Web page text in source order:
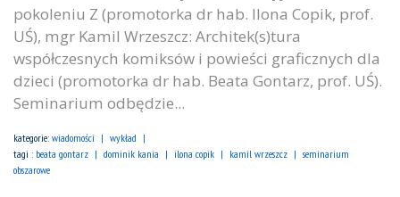
pokoleniu Z (promotorka dr hab. Ilona Copik, prof.
UŚ), mgr Kamil Wrzeszcz: Architek(s)tura
współczesnych komiksów i powieści graficznych dla
dzieci (promotorka dr hab. Beata Gontarz, prof. UŚ).
Seminarium odbędzie...
kategorie: wiadomości
wykład
tagi : beata gontarz dominik kania ilona copik kamil wrzeszcz
seminarium
obszarowe